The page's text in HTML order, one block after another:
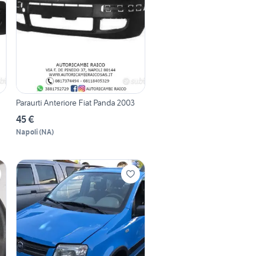
Paraurti Anteriore Fiat Panda 2003
45 €
Napoli(NA)